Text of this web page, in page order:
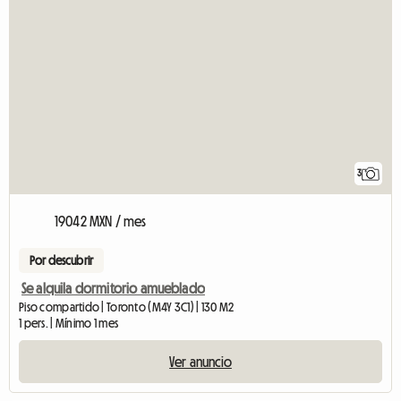
3
19042 MXN / mes
Por descubrir
Se alquila dormitorio amueblado
Piso compartido | Toronto (M4Y 3C1) | 130 M2
1 pers. | Mínimo 1 mes
Ver anuncio